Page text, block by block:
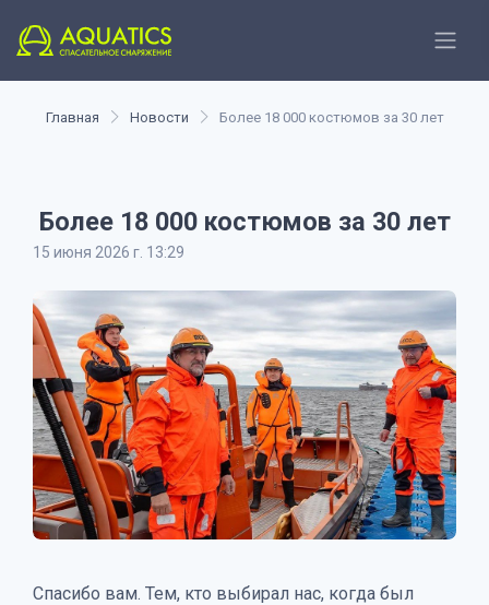
Главная Новости Более 18 000 костюмов за 30 лет
Более 18 000 костюмов за 30 лет
15 июня 2026 г. 13:29
Спасибо вам. Тем, кто выбирал нас, когда был